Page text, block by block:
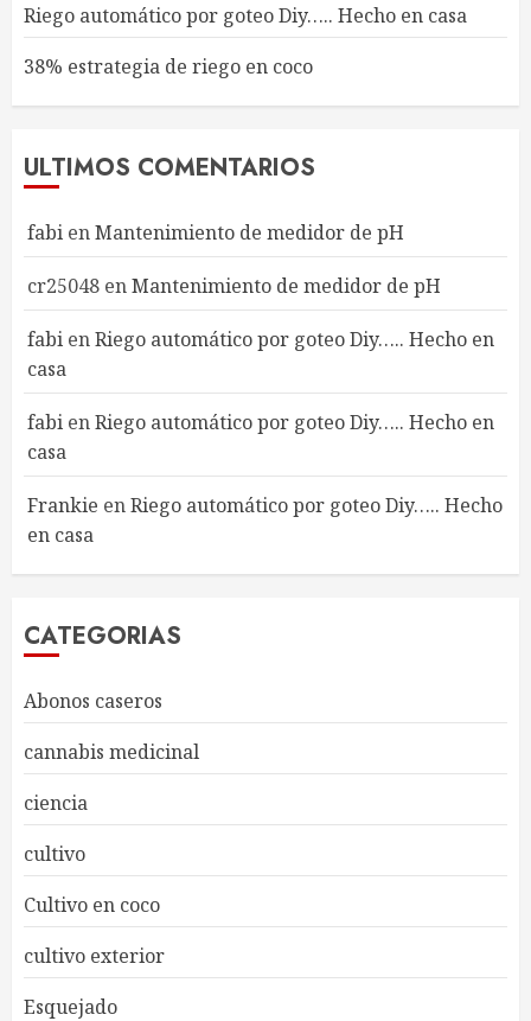
Riego automático por goteo Diy….. Hecho en casa
38% estrategia de riego en coco
ULTIMOS COMENTARIOS
fabi enMantenimiento de medidor de pH
cr25048 enMantenimiento de medidor de pH
fabi enRiego automático por goteo Diy….. Hecho en
casa
fabi enRiego automático por goteo Diy….. Hecho en
casa
Frankie enRiego automático por goteo Diy….. Hecho
en casa
CATEGORIAS
Abonos caseros
cannabis medicinal
ciencia
cultivo
Cultivo en coco
cultivo exterior
Esquejado